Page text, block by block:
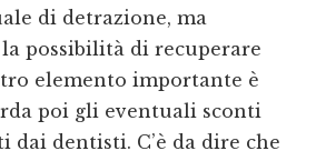
di detrazione, ma
possibilità di recuperare
elemento importante è
poi gli eventuali sconti
dai dentisti. C’è da dire che